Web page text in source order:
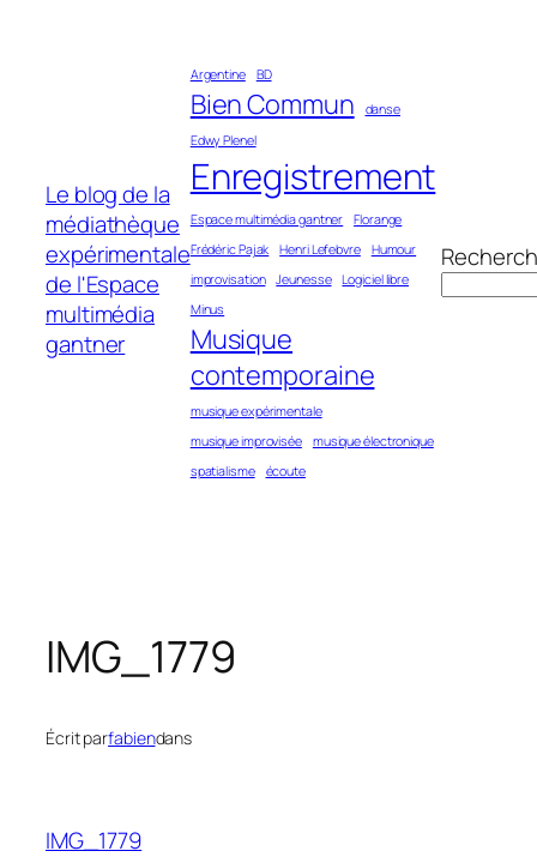
Le blog de la
médiathèque
expérimentale
de l'Espace
multimédia
gantner
Argentine BD
Bien Commun
danse
Edwy Plenel
Enregistrement
Espace multimédia gantner
Florange
Frédéric Pajak
Henri Lefebvre
Humour
improvisation
Jeunesse
Logiciel libre
Minus
Musique
contemporaine
musique expérimentale
musique improvisée
musique électronique
spatialisme
écoute
IMG_1779
Écrit parfabiendans
IMG_1779